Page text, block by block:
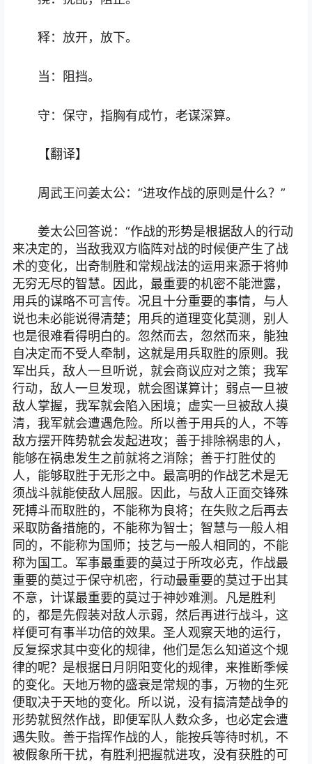
释：放开，放下。
当：阻挡。
守：保守，指胸有成竹，老谋深算。
【翻译】
周武王问姜太公：“进攻作战的原则是什么？”
姜太公回答说：“作战的形势是根据敌人的行动
来决定的，当敌我双方临阵对战的时候便产生了战
术的变化，出奇制胜和常规战法的运用来源于将帅
无穷无尽的智慧。因此，最重要的机密不能泄露，
用兵的谋略不可言传。况且十分重要的事情，与人
说也未必能说得清楚；用兵的道理变化莫测，别人
也是很难看得明白的。忽然而去，忽然而来，能独
自决定而不受人牵制，这就是用兵取胜的原则。我
军出兵，敌人一旦听说，就会商议应对之策；我军
行动，敌人一旦发现，就会图谋算计；弱点一旦被
敌人掌握，我军就会陷入困境；虚实一旦被敌人摸
清，我军就会遭遇危险。所以善于用兵的人，不等
敌方摆开阵势就会发起进攻；善于排除祸患的人，
能够在祸患发生之前就将之消除；善于打胜仗的
人，能够取胜于无形之中。最高明的作战艺术是无
须战斗就能使敌人屈服。因此，与敌人正面交锋殊
死搏斗而取胜的，不能称为良将；在失败之后再去
采取防备措施的，不能称为智士；智慧与一般人相
同的，不能称为国师；技艺与一般人相同的，不能
称为国工。军事最重要的莫过于所攻必克，作战最
重要的莫过于保守机密，行动最重要的莫过于出其
不意，计谋最重要的莫过于神妙难测。凡是胜利
的，都是先假装对敌人示弱，然后再进行战斗，这
样便可有事半功倍的效果。圣人观察天地的运行，
反复探求其中变化的规律，他们是怎么知道这个规
律的呢？是根据日月阴阳变化的规律，来推断季候
的变化。天地万物的盛衰是常规的事，万物的生死
便取决于天地的变化。所以说，没有搞清楚战争的
形势就贸然作战，即便军队人数众多，也必定会遭
遇失败。善于指挥作战的人，能按兵等待时机，不
被假象所干扰，有胜利把握就进攻，没有获胜的可